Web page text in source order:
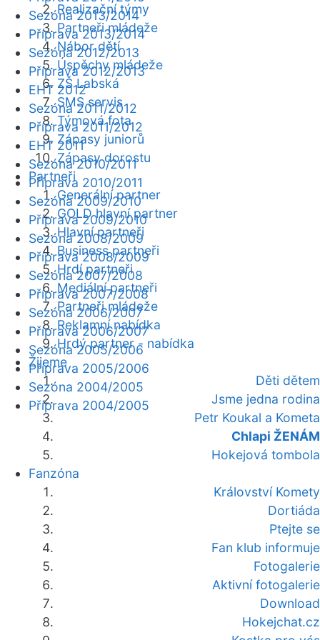
Realizační týmy
Partneři mládeže
Nábor dětí
Úspěchy mládeže
ZŠ Labská
SMS servis
Týmová fota
Zápasy juniorů
Zápasy dorostu
Partneři
Generální partner
GOLD hlavní partner
Hlavní partneři
Business partneři
Hrdí partneři
Mediální partneři
Partneři mládeže
Reklamní nabídka
Hrdý partner - nabídka
Žijeme
Děti dětem
Jsme jedna rodina
Petr Koukal a Kometa
Chlapi ŽENÁM
Hokejová tombola
Fanzóna
Království Komety
Dortiáda
Ptejte se
Fan klub informuje
Fotogalerie
Aktivní fotogalerie
Download
Hokejchat.cz
Sezóna 2013/2014
Příprava 2013/2014
Sezóna 2012/2013
Příprava 2012/2013
EHT 2012
Sezóna 2011/2012
Příprava 2011/2012
EHT 2011
Sezóna 2010/2011
Příprava 2010/2011
Sezóna 2009/2010
Příprava 2009/2010
Sezóna 2008/2009
Příprava 2008/2009
Sezóna 2007/2008
Příprava 2007/2008
Sezóna 2006/2007
Příprava 2006/2007
Sezóna 2005/2006
Příprava 2005/2006
Sezóna 2004/2005
Příprava 2004/2005